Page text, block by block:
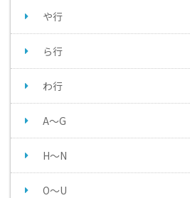
や行
ら行
わ行
A～G
H～N
O～U